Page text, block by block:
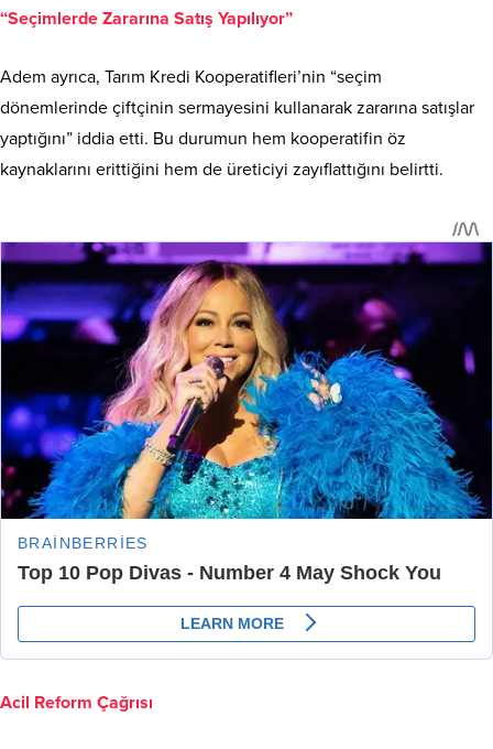
“Seçimlerde Zararına Satış Yapılıyor”
Adem ayrıca, Tarım Kredi Kooperatifleri’nin “seçim
dönemlerinde çiftçinin sermayesini kullanarak zararına satışlar
yaptığını” iddia etti. Bu durumun hem kooperatifin öz
kaynaklarını erittiğini hem de üreticiyi zayıflattığını belirtti.
Acil Reform Çağrısı